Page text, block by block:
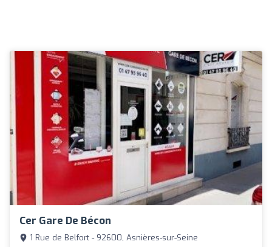
Cer Gare De Bécon
1 Rue de Belfort - 92600, Asnières-sur-Seine